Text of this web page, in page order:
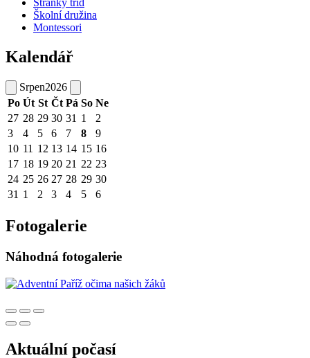
Stránky tříd
Školní družina
Montessori
Kalendář
Srpen2026
Po Út St Čt Pá So Ne
27 28 29 30 31 1
2
3
4 5 6 7 8
9
10 11 12 13 14 15 16
17 18 19 20 21 22 23
24 25 26 27 28 29 30
31 1 2 3 4 5 6
Fotogalerie
Náhodná fotogalerie
Aktuální počasí